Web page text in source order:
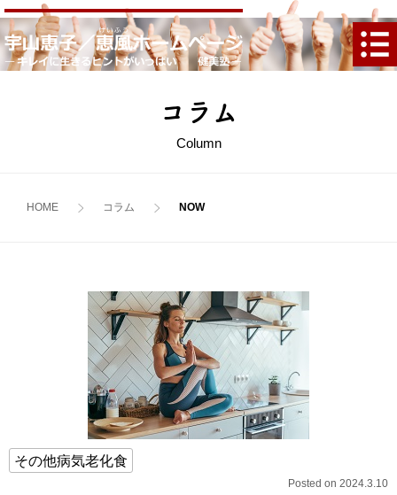
コラム
Column
HOME コラム
その他病気老化食
Posted on 2024.3.10